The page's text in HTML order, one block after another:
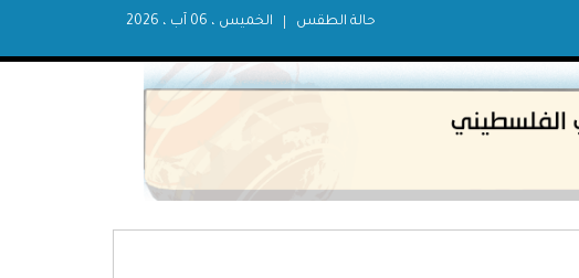
الخميس ، 06 آب ، 2026 حالة الطقس